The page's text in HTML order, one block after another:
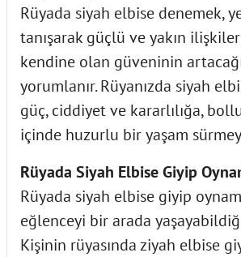
Rüyada siyah elbise denemek,
tanışarak güçlü ve yakın
kendine olan güveninin
yorumlanır. Rüyanızda siyah
güç, ciddiyet ve kararlılığa,
içinde huzurlu bir yaşam
Rüyada Siyah Elbise Giyip
Rüyada siyah elbise giyip
eğlenceyi bir arada
Kişinin rüyasında ziyah elbise